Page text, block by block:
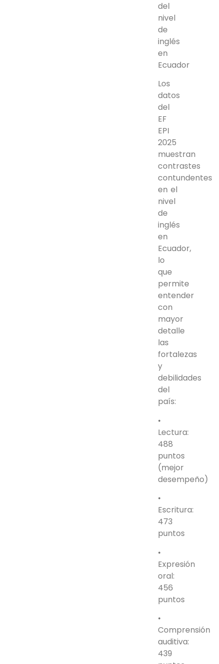
del
nivel
de
inglés
en
Ecuador
Los
datos
del
EF
EPI
2025
muestran
contrastes
contundentes
en el
nivel
de
inglés
en
Ecuador,
lo
que
permite
entender
con
mayor
detalle
las
fortalezas
y
debilidades
del
país:
•
Lectura:
488
puntos
(mejor
desempeño)
•
Escritura:
473
puntos
•
Expresión
oral:
456
puntos
•
Comprensión
auditiva:
439